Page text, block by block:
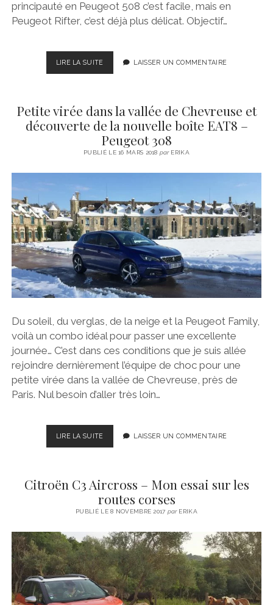
principauté en Peugeot 508 c’est facile, mais en
Peugeot Rifter, c’est déjà plus délicat. Objectif…
LIRE LA SUITE
MONÉGASQUE
ET
EN
#RIFTER,
UN
« MIX
PAR
PEUGEOT
LAISSER UN COMMENTAIRE
Petite virée dans la vallée de Chevreuse et
découverte de la nouvelle boîte EAT8 –
Peugeot 308
PUBLIÉ LE 16 MARS 2018parERIKA
Du soleil, du verglas, de la neige et la Peugeot Family,
voilà un combo idéal pour passer une excellente
journée… C’est dans ces conditions que je suis allée
rejoindre dernièrement l’équipe de choc pour une
petite virée dans la vallée de Chevreuse, près de
Paris. Nul besoin d’aller très loin…
LIRE LA SUITE PETITE
VIRÉE
VALLÉE
CHEVREUSE
DE
LA
NOUVELLE
BOÎTE
EAT8
–
LAISSER UN COMMENTAIRE
Citroën C3 Aircross – Mon essai sur les
routes corses
PUBLIÉ LE 8 NOVEMBRE 2017 parERIKA